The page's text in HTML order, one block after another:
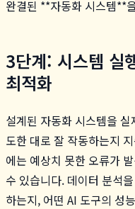
완결된 **자동화 시스템**
3단계: 시스템 실
최적화
설계된 자동화 시스템을
도한 대로 잘 작동하는지
에는 예상치 못한 오류가
수 있습니다. 데이터 분석
하는지, 어떤 AI 도구의 성